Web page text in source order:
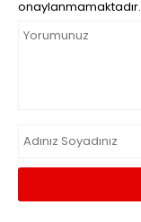
onaylanmamaktadır.